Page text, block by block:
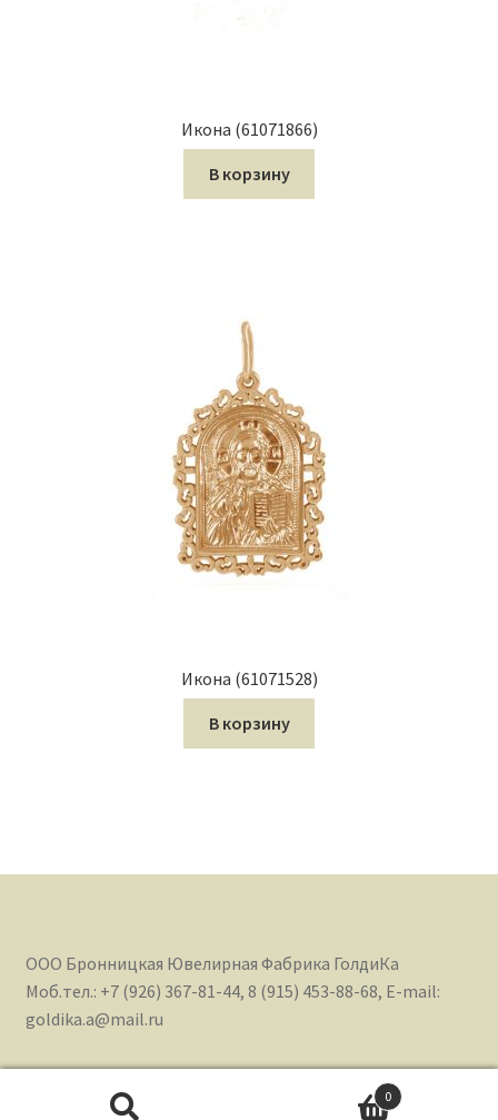
Икона (61071866)
В корзину
Икона (61071528)
В корзину
ООО Бронницкая Ювелирная Фабрика ГолдиКа
Моб.тел.: +7 (926) 367-81-44, 8 (915) 453-88-68, E-mail:
goldika.a@mail.ru
0